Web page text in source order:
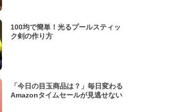
100均で簡単！光るプールスティッ
ク剣の作り方
「今日の目玉商品は？」毎日変わる
Amazonタイムセールが見逃せない